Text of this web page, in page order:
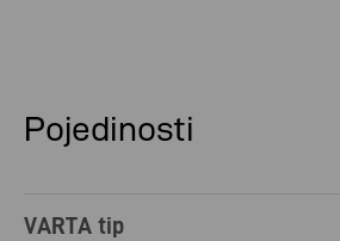
Pojedinosti
VARTA tip